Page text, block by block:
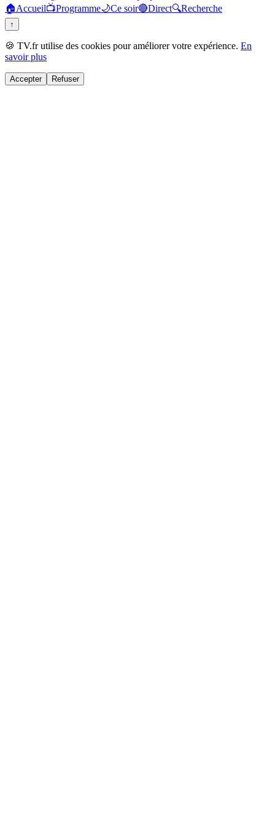
🏠Accueil📺Programme🌙Ce soir🔴Direct🔍Recherche
↑
🍪 TV.fr utilise des cookies pour améliorer votre expérience. En
savoir plus
Accepter Refuser